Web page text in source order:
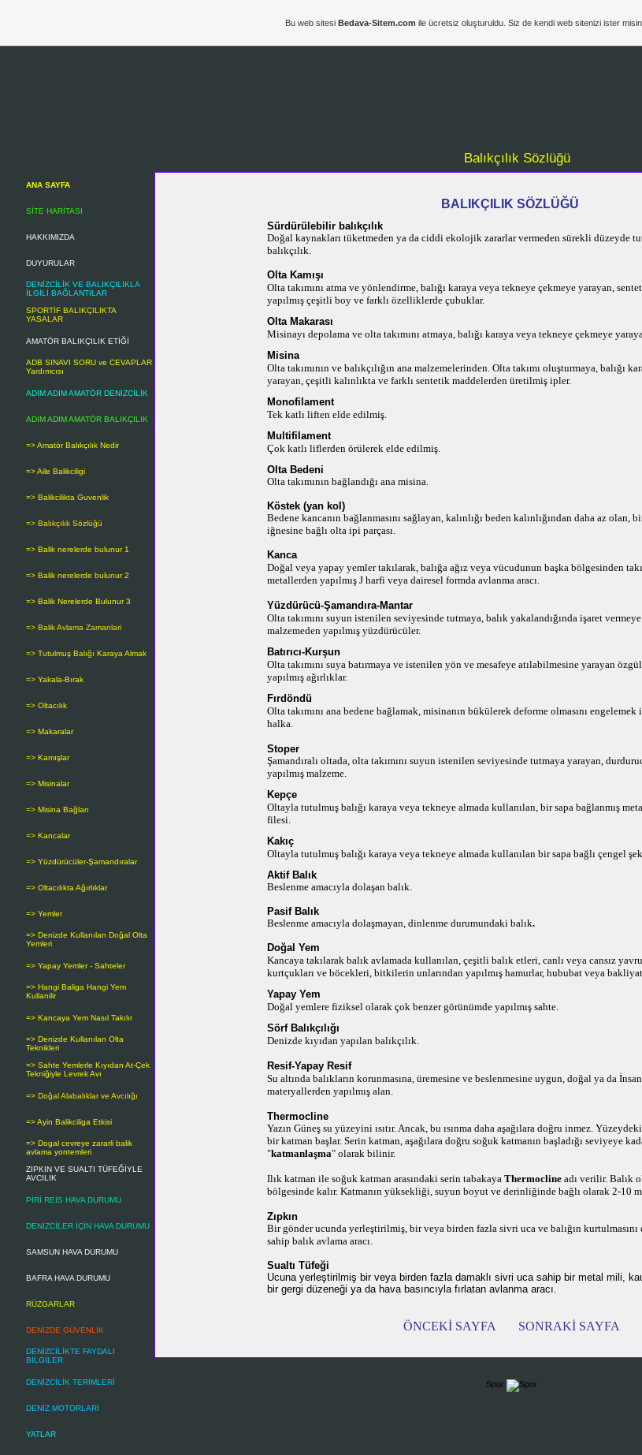
ANA SAYFA
SİTE HARİTASI
HAKKIMIZDA
DUYURULAR
DENİZCİLİK VE BALIKÇILIKLA
İLGİLİ BAĞLANTILAR
SPORTİF BALIKÇILIKTA
YASALAR
AMATÖR BALIKÇILIK ETİĞİ
ADB SINAVI SORU ve CEVAPLAR
Yardımcısı
ADIM ADIM AMATÖR DENİZCİLİK
ADIM ADIM AMATÖR BALIKÇILIK
=> Amatör Balıkçılık Nedir
=> Aile Balikciligi
=> Balikcilikta Guvenlik
=> Balıkçılık Sözlüğü
=> Balik nerelerde bulunur 1
=> Balik nerelerde bulunur 2
=> Balik Nerelerde Bulunur 3
=> Balik Avlama Zamanlari
=> Tutulmuş Balığı Karaya Almak
=> Yakala-Bırak
=> Oltacılık
=> Makaralar
=> Kamışlar
=> Misinalar
=> Misina Bağları
=> Kancalar
=> Yüzdürücüler-Şamandıralar
=> Oltacılıkta Ağırlıklar
=> Yemler
=> Denizde Kullanılan Doğal Olta
Yemleri
=> Yapay Yemler - Sahteler
=> Hangi Baliga Hangi Yem
Kullanilir
=> Kancaya Yem Nasıl Takılır
=> Denizde Kullanılan Olta
Teknikleri
=> Sahte Yemlerle Kıyıdan At-Çek
Tekniğiyle Levrek Avı
=> Doğal Alabalıklar ve Avcılığı
=> Ayin Balikciliga Etkisi
=> Dogal cevreye zararli balik
avlama yontemleri
ZIPKIN VE SUALTI TÜFEĞİYLE
AVCILIK
PİRİ REİS HAVA DURUMU
DENİZCİLER İÇİN HAVA DURUMU
SAMSUN HAVA DURUMU
BAFRA HAVA DURUMU
RÜZGARLAR
DENİZDE GÜVENLİK
DENİZCİLİKTE FAYDALI
BİLGİLER
DENİZCİLİK TERİMLERİ
DENİZ MOTORLARI
YATLAR
Balıkçılık Sözlüğü
BALIKÇILIK SÖZLÜĞÜ
Sürdürülebilir balıkçılık
Doğal kaynakları tüketmeden ya da ciddi ekolojik zararlar vermeden sürekli düzeyde
balıkçılık.
Olta Kamışı
Olta takımını atma ve yönlendirme, balığı karaya veya tekneye çekmeye yarayan,
yapılmış çeşitli boy ve farklı özelliklerde çubuklar.
Olta Makarası
Misinayı depolama ve olta takımını atmaya, balığı karaya veya tekneye çekmeye
Misina
Olta takımının ve balıkçılığın ana malzemelerinden. Olta takımı oluşturmaya, balığı
yarayan, çeşitli kalınlıkta ve farklı sentetik maddelerden üretilmiş ipler.
Monofilament
Tek katlı liften elde edilmiş.
Multifilament
Çok katlı liflerden örülerek elde edilmiş.
Olta Bedeni
Olta takımının bağlandığı ana misina.
Köstek (yan kol)
Bedene kancanın bağlanmasını sağlayan, kalınlığı beden kalınlığından daha az olan,
iğnesine bağlı olta ipi parçası.
Kanca
Doğal veya yapay yemler takılarak, balığa ağız veya vücudunun başka bölgesinden
metallerden yapılmış J harfi veya dairesel formda avlanma aracı.
Yüzdürücü-Şamandıra-Mantar
Olta takımını suyun istenilen seviyesinde tutmaya, balık yakalandığında işaret
malzemeden yapılmış yüzdürücüler.
Batırıcı-Kurşun
Olta takımını suya batırmaya ve istenilen yön ve mesafeye atılabilmesine yarayan
yapılmış ağırlıklar.
Fırdöndü
Olta takımını ana bedene bağlamak, misinanın bükülerek deforme olmasını
halka.
Stoper
Şamandıralı oltada, olta takımını suyun istenilen seviyesinde tutmaya yarayan,
yapılmış malzeme.
Kepçe
Oltayla tutulmuş balığı karaya veya tekneye almada kullanılan, bir sapa bağlanmış
filesi.
Kakıç
Oltayla tutulmuş balığı karaya veya tekneye almada kullanılan bir sapa bağlı çengel
Aktif Balık
Beslenme amacıyla dolaşan balık.
Pasif Balık
Beslenme amacıyla dolaşmayan, dinlenme durumundaki balık.
Doğal Yem
Kancaya takılarak balık avlamada kullanılan, çeşitli balık etleri, canlı veya cansız
kurtçukları ve böcekleri, bitkilerin unlarından yapılmış hamurlar, hububat veya
Yapay Yem
Doğal yemlere fiziksel olarak çok benzer görünümde yapılmış sahte.
Sörf Balıkçılığı
Denizde kıyıdan yapılan balıkçılık.
Resif-Yapay Resif
Su altında balıkların korunmasına, üremesine ve beslenmesine uygun, doğal ya da
materyallerden yapılmış alan.
Thermocline
Yazın Güneş su yüzeyini ısıtır. Ancak, bu ısınma daha aşağılara doğru inmez.
bir katman başlar. Serin katman, aşağılara doğru soğuk katmanın başladığı seviyeye
"katmanlaşma" olarak bilinir.
Ilık katman ile soğuk katman arasındaki serin tabakaya Thermocline adı verilir. Balık
bölgesinde kalır. Katmanın yüksekliği, suyun boyut ve derinliğinde bağlı olarak 2-10
Zıpkın
Bir gönder ucunda yerleştirilmiş, bir veya birden fazla sivri uca ve balığın kurtulmasını
sahip balık avlama aracı.
Sualtı Tüfeği
Ucuna yerleştirilmiş bir veya birden fazla damaklı sivri uca sahip bir metal mili,
bir gergi düzeneği ya da hava basıncıyla fırlatan avlanma aracı.
ÖNCEKİ SAYFA SONRAKİ SAYFA
Spor
Bu web sitesi Bedava-Sitem.com ile ücretsiz oluşturuldu. Siz de kendi web sitenizi ister